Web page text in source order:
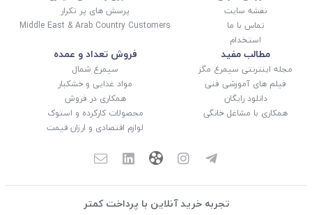
نقشه سایت
تماس با ما
استخدام
پرسش های پر تکرار
Middle East & Arab Country Customers
مطالب مفید
مجله اینترنتی سیمرغ مگز
فیلم های آموزشی فنی
دانلود رایگان
همکاری با مشاغل خانگی
فروش تعداد و عمده
سیمرغ شمال
مواد غذایی و خشکبار
همکاری در فروش
محصولات کارکرده و استوک
لوازم اقتصادی و ارزان قیمت
تجربه خرید آنلاین با پرداخت کمتر